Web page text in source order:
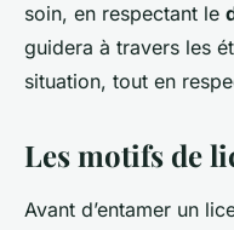
soin, en respectant le
guidera à travers les
situation, tout en
Les motifs de
Avant d’entamer un